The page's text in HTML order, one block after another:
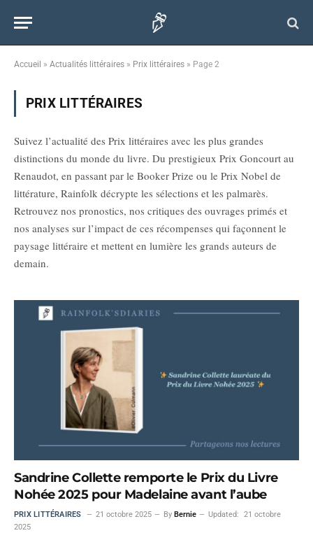
Accueil » Actualités littéraires » Prix littéraires » Page 2
PRIX LITTÉRAIRES
Suivez l’actualité des Prix littéraires avec les plus grandes
distinctions du monde du livre. Du prestigieux Prix Goncourt au
Renaudot, en passant par le Booker Prize ou le Prix Nobel de
littérature, Rainfolk décrypte les sélections et les palmarès.
Retrouvez nos pronostics, nos critiques des ouvrages primés et
nos analyses sur l’impact de ces récompenses qui façonnent le
paysage littéraire et mettent en lumière les grands auteurs de
demain.
Sandrine Collette remporte le Prix du Livre
Nohée 2025 pour Madelaine avant l’aube
PRIX LITTÉRAIRES 21 octobre 2025 By Bernie Updated:
21 octobre
2025